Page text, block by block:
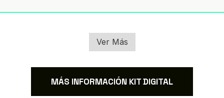
Ver Más
MÁS INFORMACIÓN KIT DIGITAL